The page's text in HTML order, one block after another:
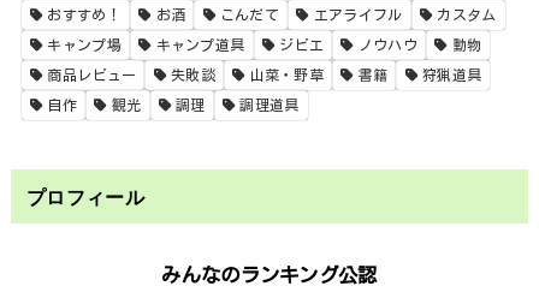
おすすめ！ お酒 こんだて エアライフル カスタム
キャンプ場 キャンプ道具 ジビエ ノウハウ 動物
商品レビュー 失敗談 山菜・野草 書籍 狩猟道具
自作 観光 調理 調理道具
プロフィール
みんなのランキング公認